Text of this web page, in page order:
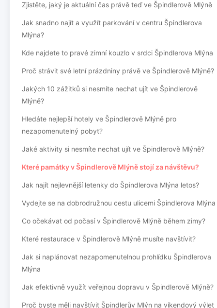
Zjistěte, jaký je aktuální čas právě teď ve Špindlerově Mlýně
Jak snadno najít a využít parkování v centru Špindlerova
Mlýna?
Kde najdete to pravé zimní kouzlo v srdci Špindlerova Mlýna
Proč strávit své letní prázdniny právě ve Špindlerově Mlýně?
Jakých 10 zážitků si nesmíte nechat ujít ve Špindlerově
Mlýně?
Hledáte nejlepší hotely ve Špindlerově Mlýně pro
nezapomenutelný pobyt?
Jaké aktivity si nesmíte nechat ujít ve Špindlerově Mlýně?
Které památky v Špindlerově Mlýně stojí za návštěvu?
Jak najít nejlevnější letenky do Špindlerova Mlýna letos?
Vydejte se na dobrodružnou cestu ulicemi Špindlerova Mlýna
Co očekávat od počasí v Špindlerově Mlýně během zimy?
Které restaurace v Špindlerově Mlýně musíte navštívit?
Jak si naplánovat nezapomenutelnou prohlídku Špindlerova
Mlýna
Jak efektivně využít veřejnou dopravu v Špindlerově Mlýně?
Proč byste měli navštívit Špindlerův Mlýn na víkendový výlet